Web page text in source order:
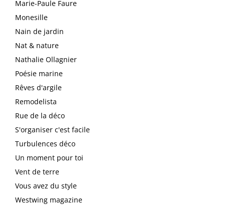
Marie-Paule Faure
Monesille
Nain de jardin
Nat & nature
Nathalie Ollagnier
Poésie marine
Rêves d'argile
Remodelista
Rue de la déco
S'organiser c'est facile
Turbulences déco
Un moment pour toi
Vent de terre
Vous avez du style
Westwing magazine